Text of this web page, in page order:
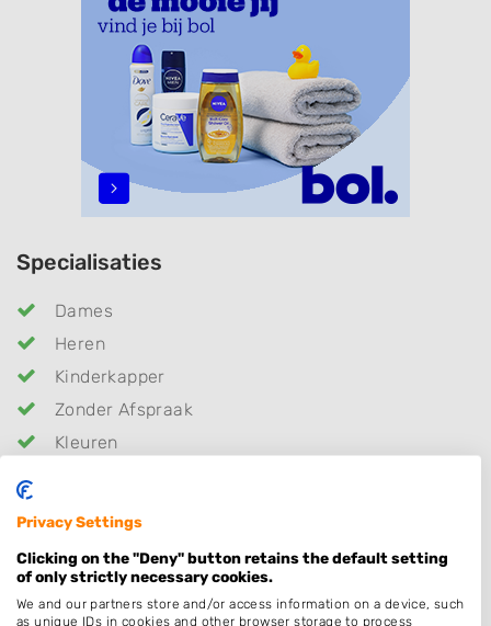
Specialisaties
Dames
Heren
Kinderkapper
Zonder Afspraak
Kleuren
Thuiskapper
Barber
Privacy Settings
Clicking on the "Deny" button retains the default setting
of only strictly necessary cookies.
We and our partners store and/or access information on a device, such
as unique IDs in cookies and other browser storage to process